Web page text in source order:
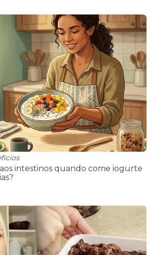
intestinos quando come iogurte